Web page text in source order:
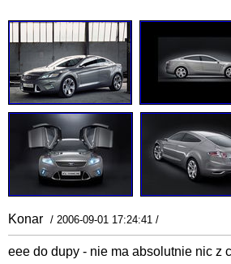
Konar / 2006-09-01 17:24:41 /
eee do dupy - nie ma absolutnie nic z